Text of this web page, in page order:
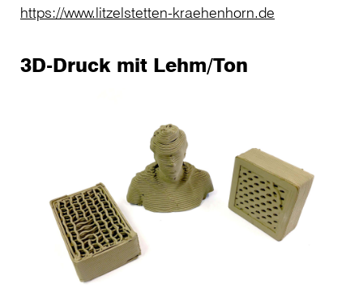
https://www.litzelstetten-kraehenhorn.de​
3D-Druck mit Lehm/Ton